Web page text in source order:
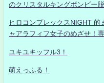
のクリスタルキングボンビー
ヒロコンプレックスNIGHT
ャアラフィフ女子のめざせ！
ユキユキッフル3！
萌えっふる！